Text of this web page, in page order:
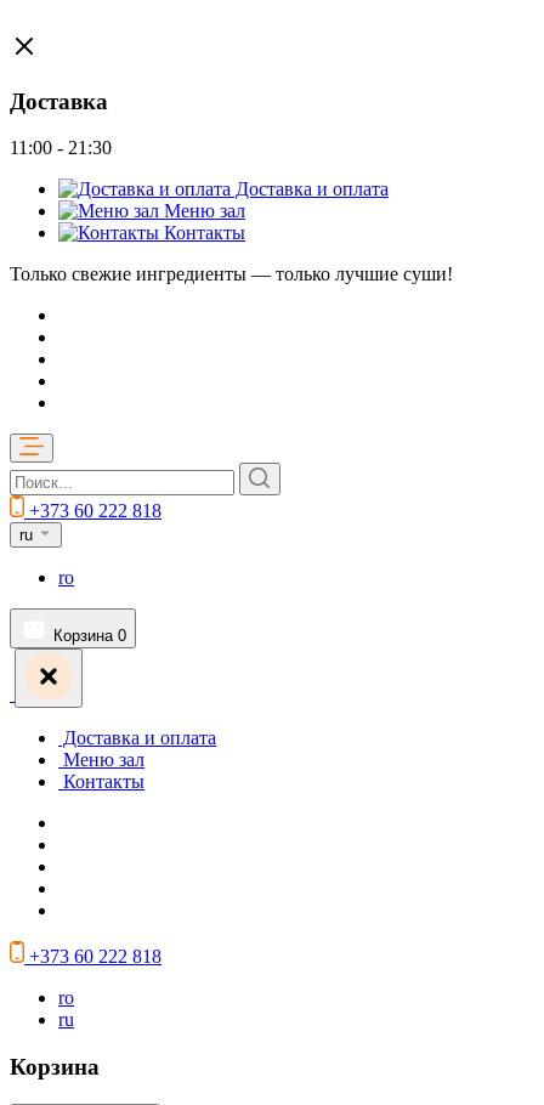
Доставка
11:00 - 21:30
Доставка и оплата
Меню зал
Контакты
Только свежие ингредиенты — только лучшие суши!
+373 60 222 818
ru
ro
Корзина 0
Доставка и оплата
Меню зал
Контакты
+373 60 222 818
ro
ru
Корзина